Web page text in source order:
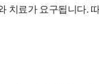
치료가 요구됩니다.